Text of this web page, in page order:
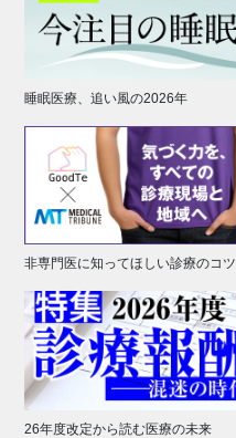
睡眠医療、追い風の2026年
非専門医に知ってほしい診療のコツ
26年度改定から読む医療の未来